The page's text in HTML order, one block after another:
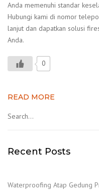
Anda memenuhi standar
Hubungi kami di nomor
lanjut dan dapatkan solusi
Anda.
0
READ MORE
Recent Posts
Waterproofing Atap Gedung